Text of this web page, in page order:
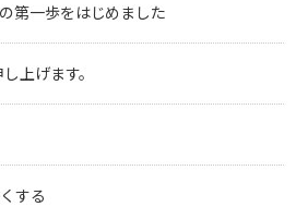
第一歩をはじめました
上げます。
する